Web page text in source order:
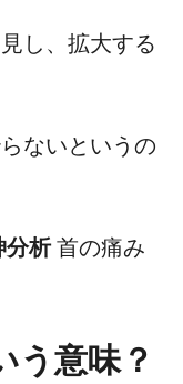
し、拡大する
ないというの
分析首の痛み
う意味？